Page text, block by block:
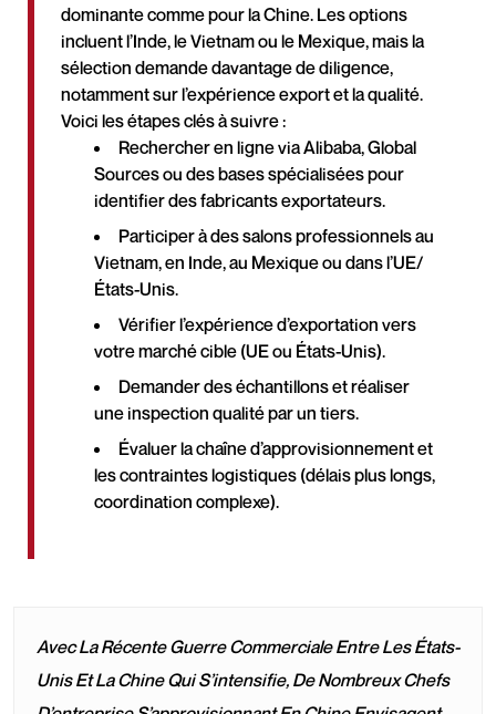
dominante comme pour la Chine. Les options
incluent l’Inde, le Vietnam ou le Mexique, mais la
sélection demande davantage de diligence,
notamment sur l’expérience export et la qualité.
Voici les étapes clés à suivre :
Rechercher en ligne via Alibaba, Global
Sources ou des bases spécialisées pour
identifier des fabricants exportateurs.
Participer à des salons professionnels au
Vietnam, en Inde, au Mexique ou dans l’UE/
États-Unis.
Vérifier l’expérience d’exportation vers
votre marché cible (UE ou États-Unis).
Demander des échantillons et réaliser
une inspection qualité par un tiers.
Évaluer la chaîne d’approvisionnement et
les contraintes logistiques (délais plus longs,
coordination complexe).
Avec La Récente Guerre Commerciale Entre Les États-
Unis Et La Chine Qui S’intensifie, De Nombreux Chefs